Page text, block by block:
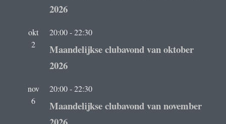
2026
okt
2
20:00-22:30
Maandelijkse clubavond van oktober
2026
nov
6
20:00-22:30
Maandelijkse clubavond van november